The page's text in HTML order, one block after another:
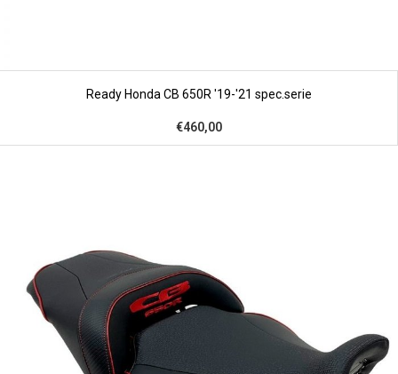
Ready Honda CB 650R '19-'21 spec.serie
€460,00